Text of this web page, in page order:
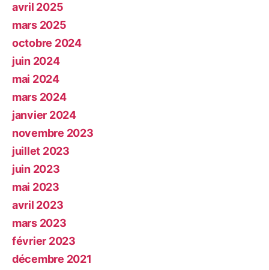
avril 2025
mars 2025
octobre 2024
juin 2024
mai 2024
mars 2024
janvier 2024
novembre 2023
juillet 2023
juin 2023
mai 2023
avril 2023
mars 2023
février 2023
décembre 2021